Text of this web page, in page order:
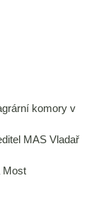
komory v
MAS Vladař
Most